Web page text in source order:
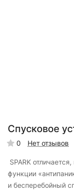
Спусковое
0 Нет отзывов
SPARK
функции
и бесперебойный